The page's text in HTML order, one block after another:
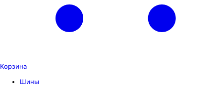
Корзина
Шины